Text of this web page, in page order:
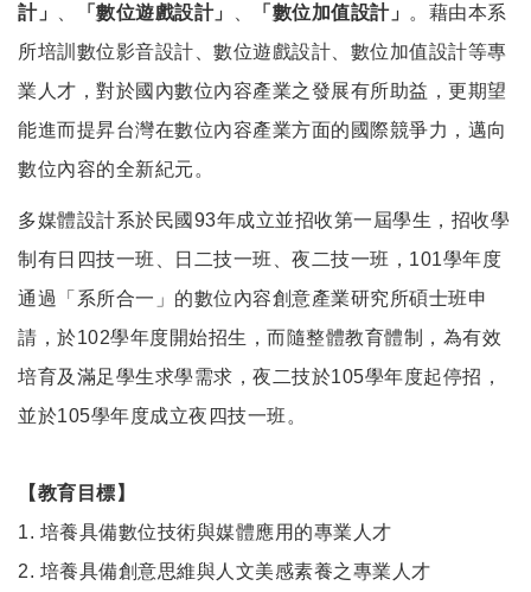
計」
「數位遊戲設計」 「數位加值設計」
。藉由本系
所培訓數位影音設計、數位遊戲設計、數位加值設計等專
業人才，對於國內數位內容產業之發展有所助益，更期望
能進而提昇台灣在數位內容產業方面的國際競爭力，邁向
數位內容的全新紀元。
多媒體設計系於民國93年成立並招收第一屆學生，招收學
制有日四技一班、日二技一班、夜二技一班，101學年度
通過「系所合一」的數位內容創意產業研究所碩士班申
請，於102學年度開始招生，而隨整體教育體制，為有效
培育及滿足學生求學需求，夜二技於105學年度起停招，
並於105學年度成立夜四技一班。
【教育目標】
1. 培養具備數位技術與媒體應用的專業人才
2. 培養具備創意思維與人文美感素養之專業人才